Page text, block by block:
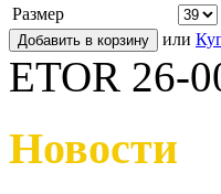
Размер
или
ETOR 26-
Новости